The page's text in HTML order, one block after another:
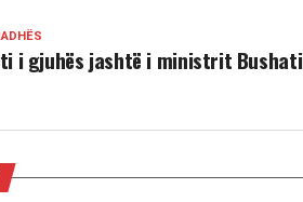
i gjuhës jashtë i ministrit Bushati